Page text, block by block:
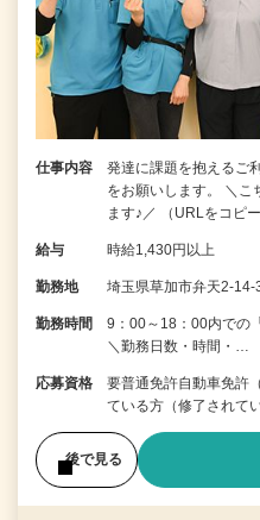
仕事内容
発達に課題を抱えるご
をお願いします。 ＼
ます♪／ （URLをコピ
給与 時給1,430円以上
勤務地 埼玉県草加市弁天2-14-
勤務時間
9：00～18：00内での
＼勤務日数・時間・…
応募資格
要普通免許自動車免許
ている方（修了されて
後で見る